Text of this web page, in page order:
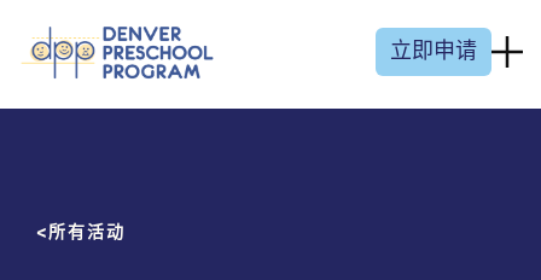
立即申请
所有活动